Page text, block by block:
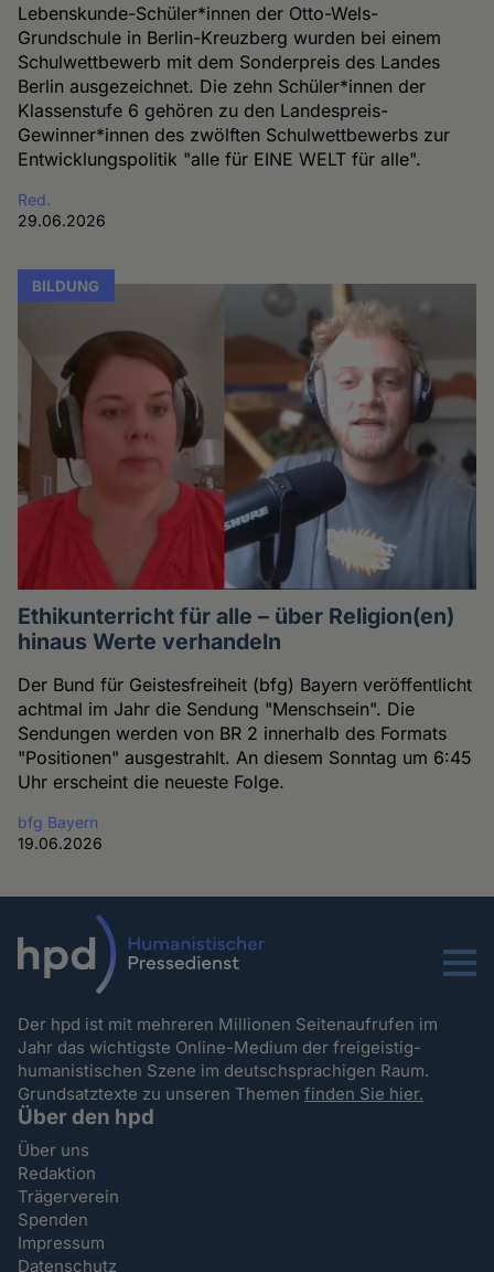
Lebenskunde-Schüler*innen der Otto-Wels-
Grundschule in Berlin-Kreuzberg wurden bei einem
Schulwettbewerb mit dem Sonderpreis des Landes
Berlin ausgezeichnet. Die zehn Schüler*innen der
Klassenstufe 6 gehören zu den Landespreis-
Gewinner*innen des zwölften Schulwettbewerbs zur
Entwicklungspolitik "alle für EINE WELT für alle".
Red.
29.06.2026
BILDUNG
Ethikunterricht für alle – über Religion(en)
hinaus Werte verhandeln
Der Bund für Geistesfreiheit (bfg) Bayern veröffentlicht
achtmal im Jahr die Sendung "Menschsein". Die
Sendungen werden von BR 2 innerhalb des Formats
"Positionen" ausgestrahlt. An diesem Sonntag um 6:45
Uhr erscheint die neueste Folge.
bfg Bayern
19.06.2026
Menu
Der hpd ist mit mehreren Millionen Seitenaufrufen im
Jahr das wichtigste Online-Medium der freigeistig-
humanistischen Szene im deutschsprachigen Raum.
Grundsatztexte zu unseren Themenfinden Sie hier.
Über den hpd
Über uns
Redaktion
Trägerverein
Spenden
Impressum
Datenschutz